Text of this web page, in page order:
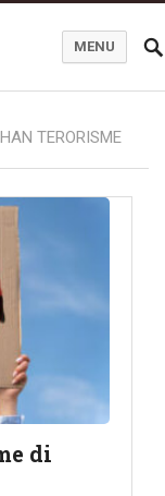
MENU
TERORISME
di